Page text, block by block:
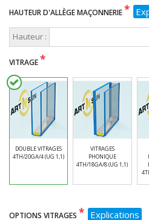
HAUTEUR D'ALLÈGE MAÇONNERIE*
Hauteur :
VITRAGE*
DOUBLE VITRAGES
4TH/20GA/4 (UG 1,1)
VITRAGES
PHONIQUE
4TH/18GA/8 (UG 1,1)
OPTIONS VITRAGES * Explications